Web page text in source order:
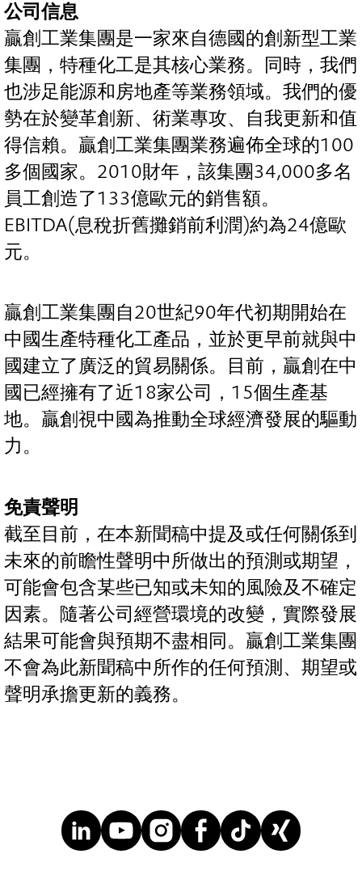
公司信息
贏創工業集團是一家來自德國的創新型工業
集團，特種化工是其核心業務。同時，我們
也涉足能源和房地產等業務領域。我們的優
勢在於變革創新、術業專攻、自我更新和值
得信賴。贏創工業集團業務遍佈全球的100
多個國家。2010財年，該集團34,000多名
員工創造了133億歐元的銷售額。
EBITDA(息稅折舊攤銷前利潤)約為24億歐
元。
贏創工業集團自20世紀90年代初期開始在
中國生產特種化工產品，並於更早前就與中
國建立了廣泛的貿易關係。目前，贏創在中
國已經擁有了近18家公司，15個生產基
地。贏創視中國為推動全球經濟發展的驅動
力。
免責聲明
截至目前，在本新聞稿中提及或任何關係到
未來的前瞻性聲明中所做出的預測或期望，
可能會包含某些已知或未知的風險及不確定
因素。隨著公司經營環境的改變，實際發展
結果可能會與預期不盡相同。贏創工業集團
不會為此新聞稿中所作的任何預測、期望或
聲明承擔更新的義務。